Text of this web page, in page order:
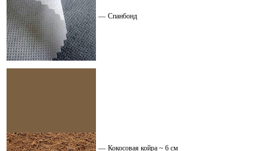
— Спанбонд
— Кокосовая койра ~ 6 см